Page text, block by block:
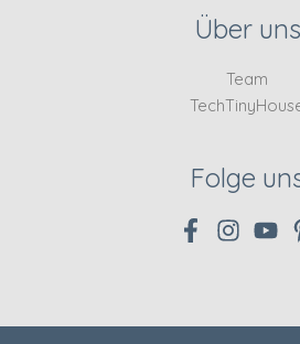
Über uns
Team
Folge